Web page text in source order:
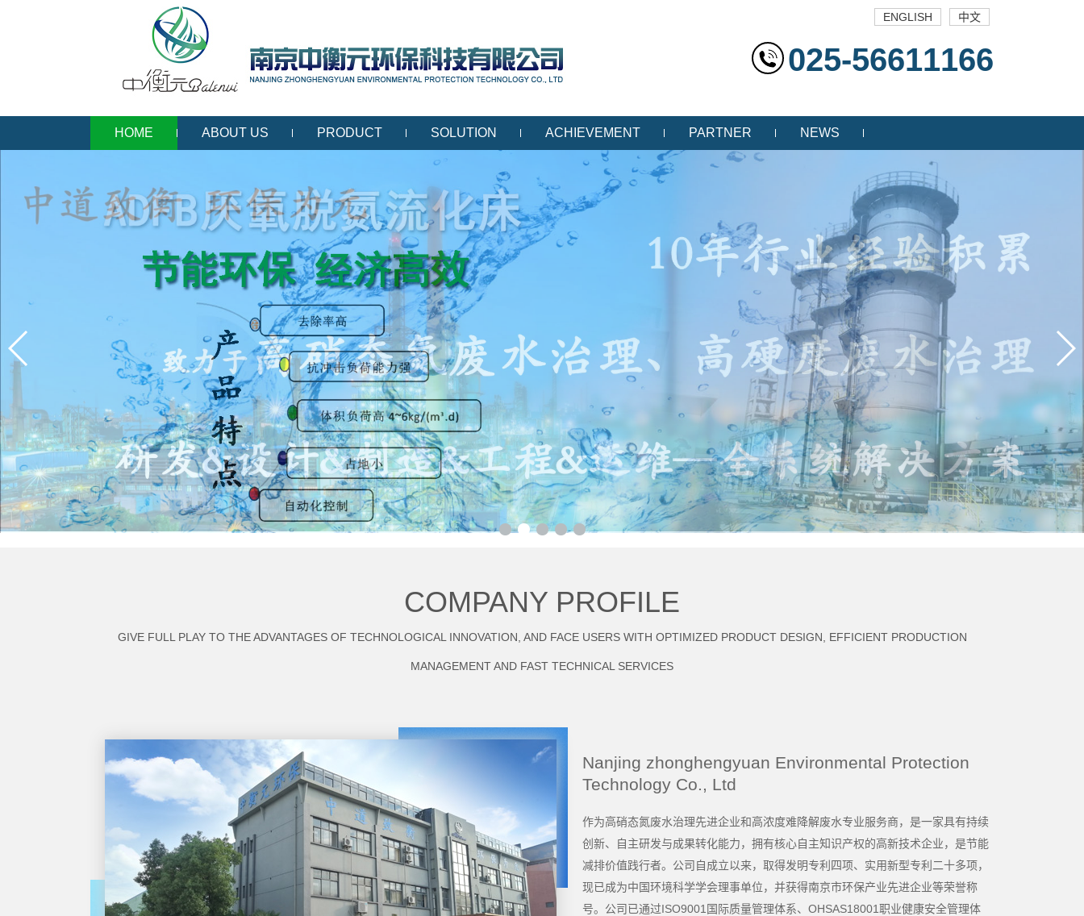
中文
ENGLISH
025-56611166
HOME ABOUT US PRODUCT SOLUTION ACHIEVEMENT PARTNER NEWS
COMPANY PROFILE
GIVE FULL PLAY TO THE ADVANTAGES OF TECHNOLOGICAL INNOVATION, AND FACE USERS WITH OPTIMIZED PRODUCT DESIGN, EFFICIENT PRODUCTION
MANAGEMENT AND FAST TECHNICAL SERVICES
Nanjing zhonghengyuan Environmental Protection
Technology Co., Ltd
作为高硝态氮废水治理先进企业和高浓度难降解废水专业服务商，是一家具有持续
创新、自主研发与成果转化能力，拥有核心自主知识产权的高新技术企业，是节能
减排价值践行者。公司自成立以来，取得发明专利四项、实用新型专利二十多项，
现已成为中国环境科学学会理事单位，并获得南京市环保产业先进企业等荣誉称
号。公司已通过ISO9001国际质量管理体系、OHSAS18001职业健康安全管理体